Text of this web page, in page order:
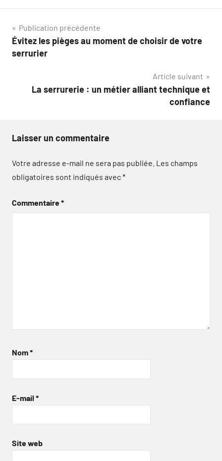
Navigation
de
Publication précédente
Évitez les pièges au moment de choisir de votre
serrurier
Article suivant
La serrurerie : un métier alliant technique et
confiance
Laisser un commentaire
Votre adresse e-mail ne sera pas publiée. Les champs
obligatoires sont indiqués avec*
Commentaire*
Nom*
E-mail *
Site web